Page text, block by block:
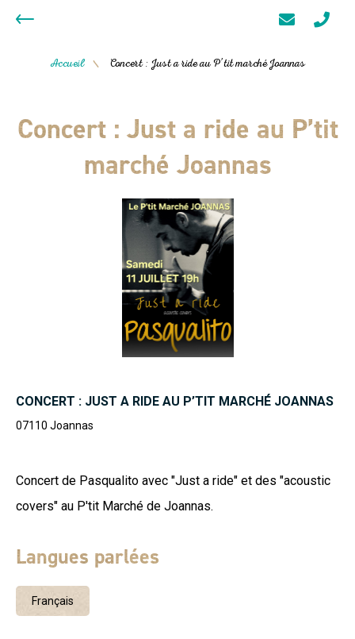
Accueil / Concert : Just a ride au P’tit marché Joannas
Concert : Just a ride au P’tit
marché Joannas
CONCERT : JUST A RIDE AU P’TIT MARCHÉ JOANNAS
07110 Joannas
Concert de Pasqualito avec "Just a ride" et des "acoustic
covers" au P'tit Marché de Joannas.
Langues parlées
Français